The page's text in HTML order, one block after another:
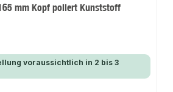
mm Kopf poliert Kunststoff
voraussichtlich in 2 bis 3